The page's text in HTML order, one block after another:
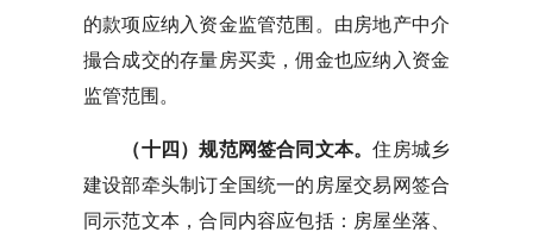
的款项应纳入资金监管范围。由房地产中介
撮合成交的存量房买卖，佣金也应纳入资金
监管范围。
（十四）规范网签合同文本。住房城乡
建设部牵头制订全国统一的房屋交易网签合
同示范文本，合同内容应包括：房屋坐落、